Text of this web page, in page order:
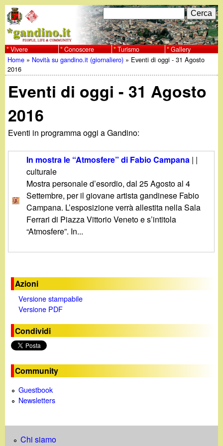
al
contenuto
principale
w
w
w
.
g
n
i
n
o
F
o
r
m
d
r
i
c
e
r
a
C
e
r
c
a
Vivere Conoscere Turismo Gallery
Tu
sei
qui
Home » Novità su gandino.it (giornaliero) » Eventi di oggi - 31 Agosto
2016
Eventi di oggi - 31 Agosto
2016
Eventi in programma oggi a Gandino:
In mostra le “Atmosfere” di Fabio Campana | |
culturale
Mostra personale d’esordio, dal 25 Agosto al 4
Settembre, per il giovane artista gandinese Fabio
Campana. L’esposizione verrà allestita nella Sala
Ferrari di Piazza Vittorio Veneto e s’intitola
“Atmosfere”. In...
Azioni
Versione stampabile
Versione PDF
Condividi
Community
Guestbook
Newsletters
Chi siamo